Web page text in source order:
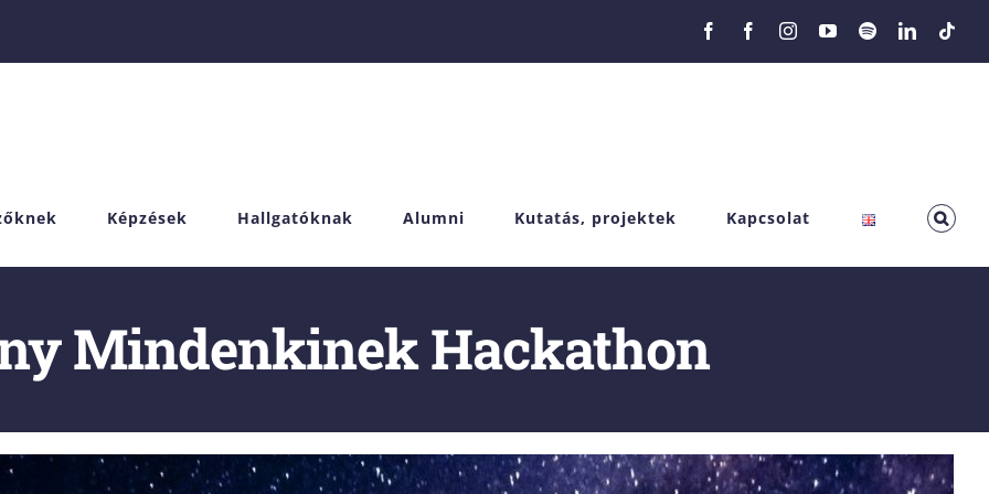
FacebookFacebookInstagramYouTube
SpotifyLinkedIn
Képzések Hallgatóknak Alumni Kutatás, projektek Kapcsolat
Mindenkinek Hackathon